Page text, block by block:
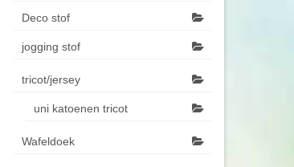
Deco stof
jogging stof
tricot/jersey
uni katoenen tricot
Wafeldoek